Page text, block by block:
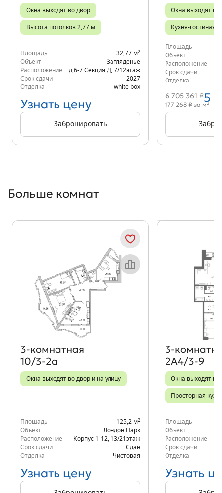
Окна выходят во двор
Высота потолков 2,77 м
Площадь 32,77 м2
Объект
Загляденье
Расположение
д.6-7 Секция Д 7/12этаж
Срок сдачи
2027
Отделка
white box
Узнать цену
Забронировать
Окна выходят во
Кухня-гостиная
Площадь
Объект
Расположение
Срок сдачи
Отделка
6 705 361 ₽5
177 268 ₽ за м2
Больше комнат
3‑комнатная
10/3-2а
Окна выходят во двор и на улицу
Площадь 125,2 м2
Объект
Лондон Парк
Расположение
Корпус 1-12 13/21 этаж
Срок сдачи
Сдан
Отделка
Чистовая
Узнать цену
2А4/3-9
Окна выходят во
Просторная
Площадь
Объект
Расположение
Срок сдачи
Отделка
Узнать